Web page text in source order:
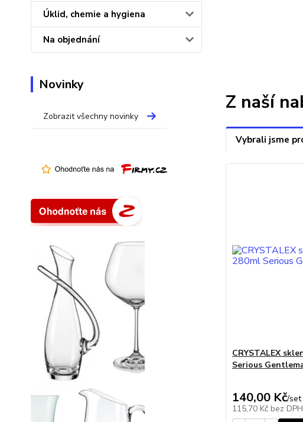
Úklid, chemie a hygiena
Na objednání
Novinky
Zobrazit všechny novinky
Z naší
Vybrali jsme
CRYSTALEX
Serious
140,00 Kč/set
115,70 Kč bez DPH